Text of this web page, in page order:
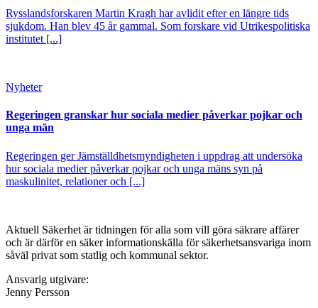
Rysslandsforskaren Martin Kragh har avlidit efter en längre tids
sjukdom. Han blev 45 år gammal. Som forskare vid Utrikespolitiska
institutet [...]
Nyheter
Regeringen granskar hur sociala medier påverkar pojkar och
unga män
Regeringen ger Jämställdhetsmyndigheten i uppdrag att undersöka
hur sociala medier påverkar pojkar och unga mäns syn på
maskulinitet, relationer och [...]
Aktuell Säkerhet är tidningen för alla som vill göra säkrare affärer
och är därför en säker informationskälla för säkerhets­ansvariga inom
såväl privat som statlig och kommunal sektor.
Ansvarig utgivare:
Jenny Persson